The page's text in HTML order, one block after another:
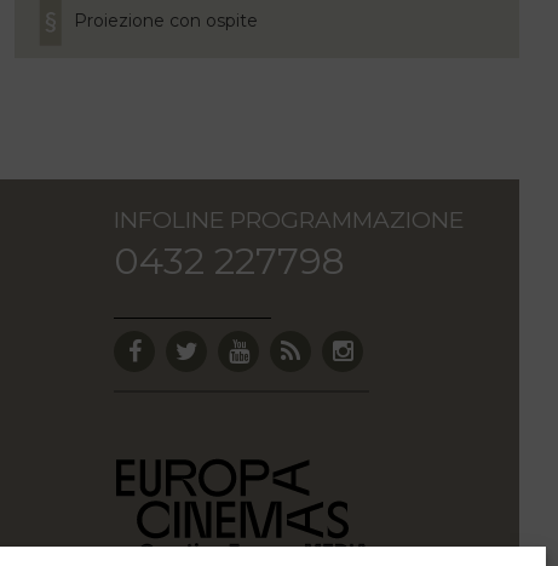
Proiezione con ospite
INFOLINE PROGRAMMAZIONE
0432 227798